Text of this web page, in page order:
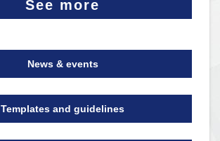
See more
News & events
Templates and guidelines